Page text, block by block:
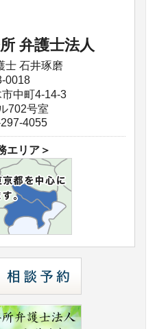
弁護士法人
士 石井琢磨
0018
中町4-14-3
702号室
4055
エリア＞